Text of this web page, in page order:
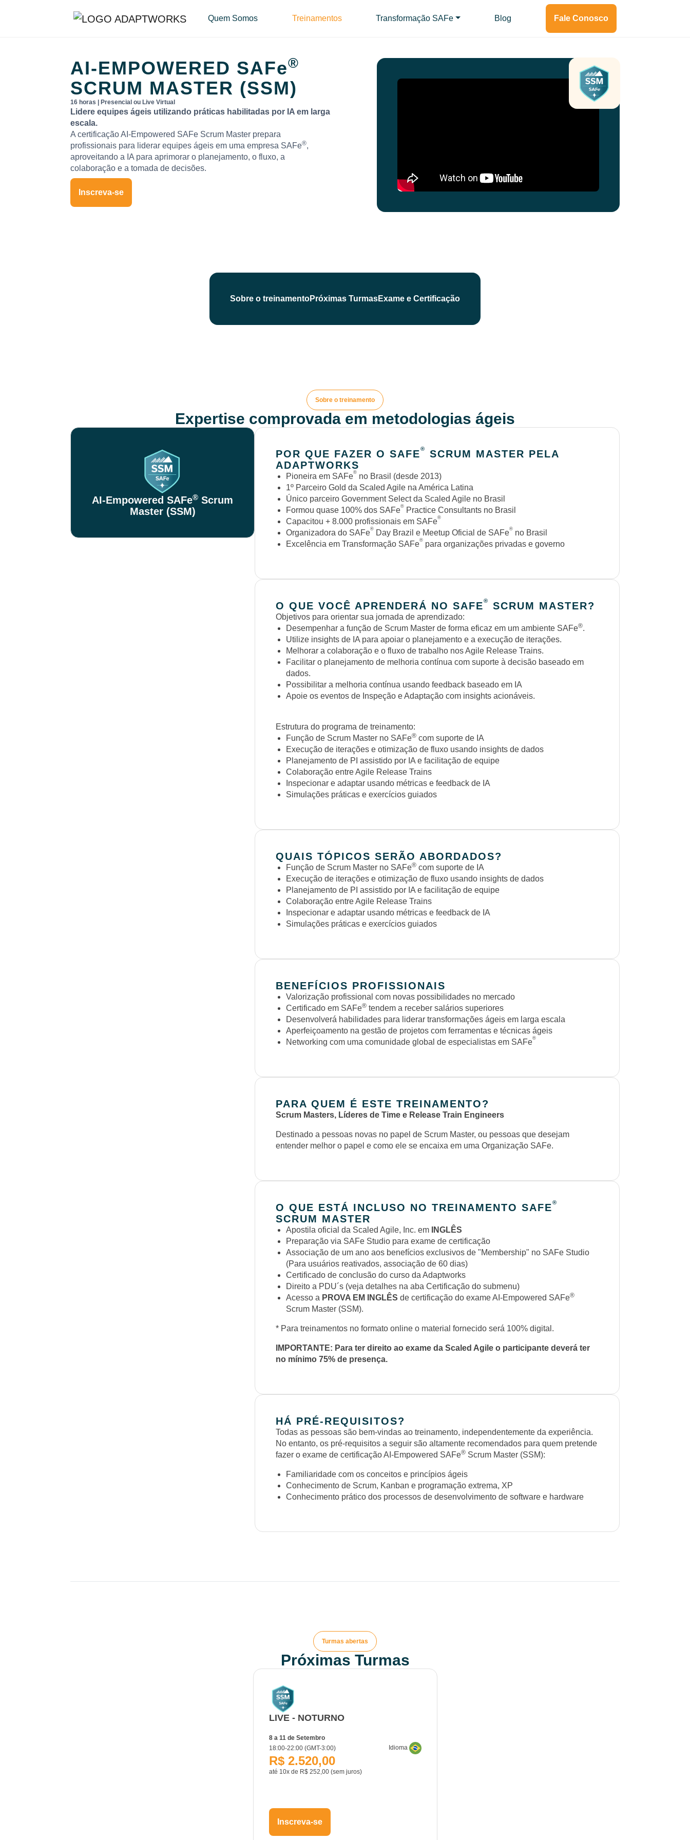
Quem Somos Treinamentos Transformação SAFe Blog Fale Conosco
AI-EMPOWERED SAFe®
SCRUM MASTER (SSM)
16 horas | Presencial ou Live Virtual
Lidere equipes ágeis utilizando práticas habilitadas por IA em larga
escala.
A certificação AI-Empowered SAFe Scrum Master prepara
profissionais para liderar equipes ágeis em uma empresa SAFe®,
aproveitando a IA para aprimorar o planejamento, o fluxo, a
colaboração e a tomada de decisões.
Inscreva-se
Sobre o treinamentoPróximas TurmasExame e Certificação
Sobre o treinamento
Expertise comprovada em metodologias ágeis
AI-Empowered SAFe® Scrum
Master (SSM)
POR QUE FAZER O SAFE®
SCRUM MASTER PELA
ADAPTWORKS
Pioneira em SAFe® no Brasil (desde 2013)
1º Parceiro Gold da Scaled Agile na América Latina
Único parceiro Government Select da Scaled Agile no Brasil
Formou quase 100% dos SAFe® Practice Consultants no Brasil
Capacitou + 8.000 profissionais em SAFe®
Organizadora do SAFe® Day Brazil e Meetup Oficial de SAFe® no Brasil
Excelência em Transformação SAFe® para organizações privadas e governo
O QUE VOCÊ APRENDERÁ NO SAFE® SCRUM MASTER?
Objetivos para orientar sua jornada de aprendizado:
Desempenhar a função de Scrum Master de forma eficaz em um ambiente SAFe®.
Utilize insights de IA para apoiar o planejamento e a execução de iterações.
Melhorar a colaboração e o fluxo de trabalho nos Agile Release Trains.
Facilitar o planejamento de melhoria contínua com suporte à decisão baseado em
dados.
Possibilitar a melhoria contínua usando feedback baseado em IA
Apoie os eventos de Inspeção e Adaptação com insights acionáveis.
Estrutura do programa de treinamento:
Função de Scrum Master no SAFe® com suporte de IA
Execução de iterações e otimização de fluxo usando insights de dados
Planejamento de PI assistido por IA e facilitação de equipe
Colaboração entre Agile Release Trains
Inspecionar e adaptar usando métricas e feedback de IA
Simulações práticas e exercícios guiados
QUAIS TÓPICOS SERÃO ABORDADOS?
Função de Scrum Master no SAFe® com suporte de IA
Execução de iterações e otimização de fluxo usando insights de dados
Planejamento de PI assistido por IA e facilitação de equipe
Colaboração entre Agile Release Trains
Inspecionar e adaptar usando métricas e feedback de IA
Simulações práticas e exercícios guiados
BENEFÍCIOS PROFISSIONAIS
Valorização profissional com novas possibilidades no mercado
Certificado em SAFe® tendem a receber salários superiores
Desenvolverá habilidades para liderar transformações ágeis em larga escala
Aperfeiçoamento na gestão de projetos com ferramentas e técnicas ágeis
Networking com uma comunidade global de especialistas em SAFe®
PARA QUEM É ESTE TREINAMENTO?
Scrum Masters, Líderes de Time e Release Train Engineers
Destinado a pessoas novas no papel de Scrum Master, ou pessoas que desejam
entender melhor o papel e como ele se encaixa em uma Organização SAFe.
O QUE ESTÁ INCLUSO NO TREINAMENTO SAFE®
SCRUM MASTER
Apostila oficial da Scaled Agile, Inc. em
INGLÊS
Preparação via SAFe Studio para exame de certificação
Associação de um ano aos benefícios exclusivos de "Membership" no SAFe Studio
(Para usuários reativados, associação de 60 dias)
Certificado de conclusão do curso da Adaptworks
Direito a PDU´s (veja detalhes na aba Certificação do submenu)
Acesso a PROVA EM INGLÊS de certificação do exame AI-Empowered SAFe®
Scrum Master (SSM).
* Para treinamentos no formato online o material fornecido será 100% digital.
IMPORTANTE: Para ter direito ao exame da Scaled Agile o participante deverá ter
no mínimo 75% de presença.
HÁ PRÉ-REQUISITOS?
Todas as pessoas são bem-vindas ao treinamento, independentemente da experiência.
No entanto, os pré-requisitos a seguir são altamente recomendados para quem pretende
fazer o exame de certificação AI-Empowered SAFe® Scrum Master (SSM):
Familiaridade com os conceitos e princípios ágeis
Conhecimento de Scrum, Kanban e programação extrema, XP
Conhecimento prático dos processos de desenvolvimento de software e hardware
Turmas abertas
Próximas Turmas
LIVE - NOTURNO
8 a 11 de Setembro
18:00-22:00 (GMT-3:00)
Idioma
R$ 2.520,00
até 10x de R$ 252,00 (sem juros)
Inscreva-se